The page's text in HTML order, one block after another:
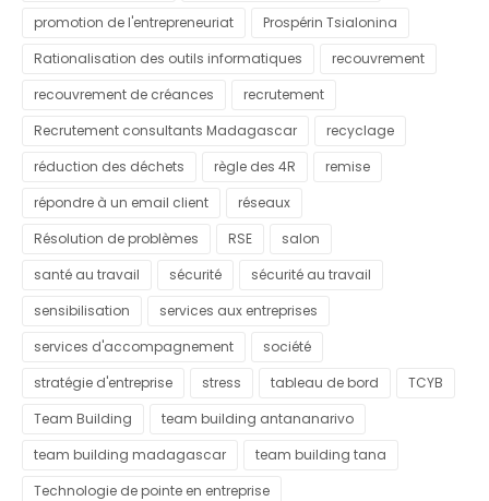
promotion de l'entrepreneuriat
Prospérin Tsialonina
Rationalisation des outils informatiques
recouvrement
recouvrement de créances
recrutement
Recrutement consultants Madagascar
recyclage
réduction des déchets
règle des 4R
remise
répondre à un email client
réseaux
Résolution de problèmes
RSE
salon
santé au travail
sécurité
sécurité au travail
sensibilisation
services aux entreprises
services d'accompagnement
société
stratégie d'entreprise
stress tableau de bord
TCYB
Team Building
team building antananarivo
team building madagascar
team building tana
Technologie de pointe en entreprise